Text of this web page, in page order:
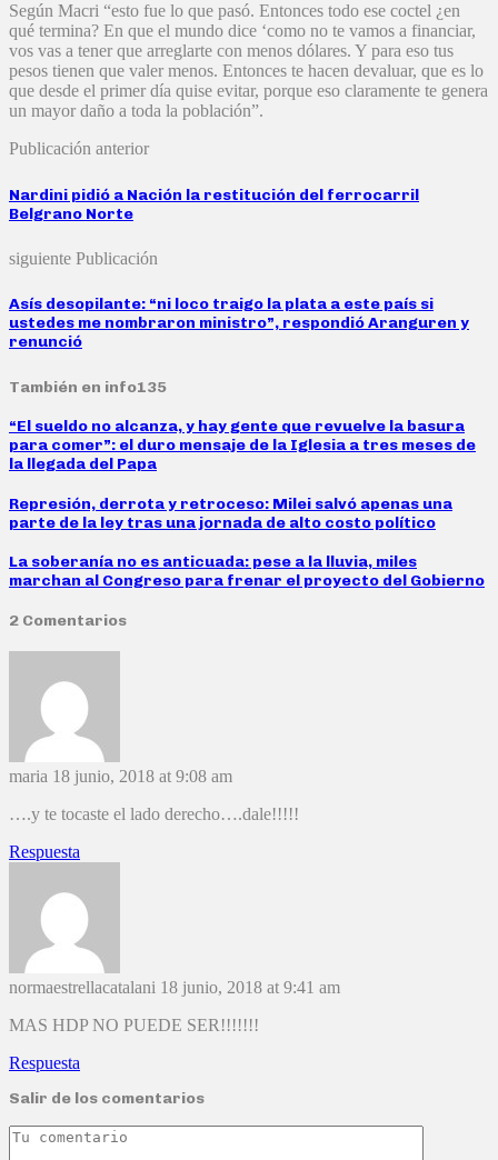
Según Macri “esto fue lo que pasó. Entonces todo ese coctel ¿en
qué termina? En que el mundo dice ‘como no te vamos a financiar,
vos vas a tener que arreglarte con menos dólares. Y para eso tus
pesos tienen que valer menos. Entonces te hacen devaluar, que es lo
que desde el primer día quise evitar, porque eso claramente te genera
un mayor daño a toda la población”.
Publicación anterior
Nardini pidió a Nación la restitución del ferrocarril
Belgrano Norte
siguiente Publicación
Asís desopilante: “ni loco traigo la plata a este país si
ustedes me nombraron ministro”, respondió Aranguren y
renunció
También en info135
“El sueldo no alcanza, y hay gente que revuelve la basura
para comer”: el duro mensaje de la Iglesia a tres meses de
la llegada del Papa
Represión, derrota y retroceso: Milei salvó apenas una
parte de la ley tras una jornada de alto costo político
La soberanía no es anticuada: pese a la lluvia, miles
marchan al Congreso para frenar el proyecto del Gobierno
2 Comentarios
maria 18 junio, 2018 at 9:08 am
….y te tocaste el lado derecho….dale!!!!!
Respuesta
normaestrellacatalani 18 junio, 2018 at 9:41 am
MAS HDP NO PUEDE SER!!!!!!!
Respuesta
Salir de los comentarios